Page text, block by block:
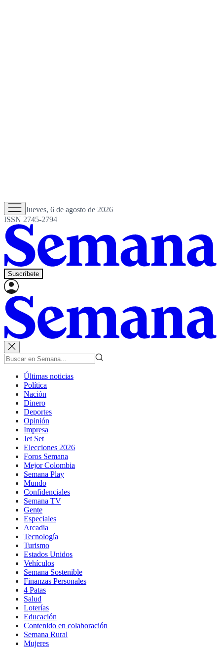
Jueves, 6 de agosto de 2026
ISSN 2745-2794
Suscríbete
Últimas noticias
Política
Nación
Dinero
Deportes
Opinión
Impresa
Jet Set
Elecciones 2026
Foros Semana
Mejor Colombia
Semana Play
Mundo
Confidenciales
Semana TV
Gente
Especiales
Arcadia
Tecnología
Turismo
Estados Unidos
Vehículos
Semana Sostenible
Finanzas Personales
4 Patas
Salud
Loterías
Educación
Contenido en colaboración
Semana Rural
Mujeres